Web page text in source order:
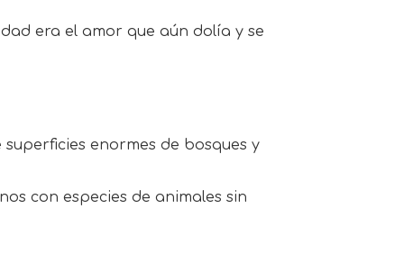
era el amor que aún dolía y se
enormes de bosques y
con especies de animales sin